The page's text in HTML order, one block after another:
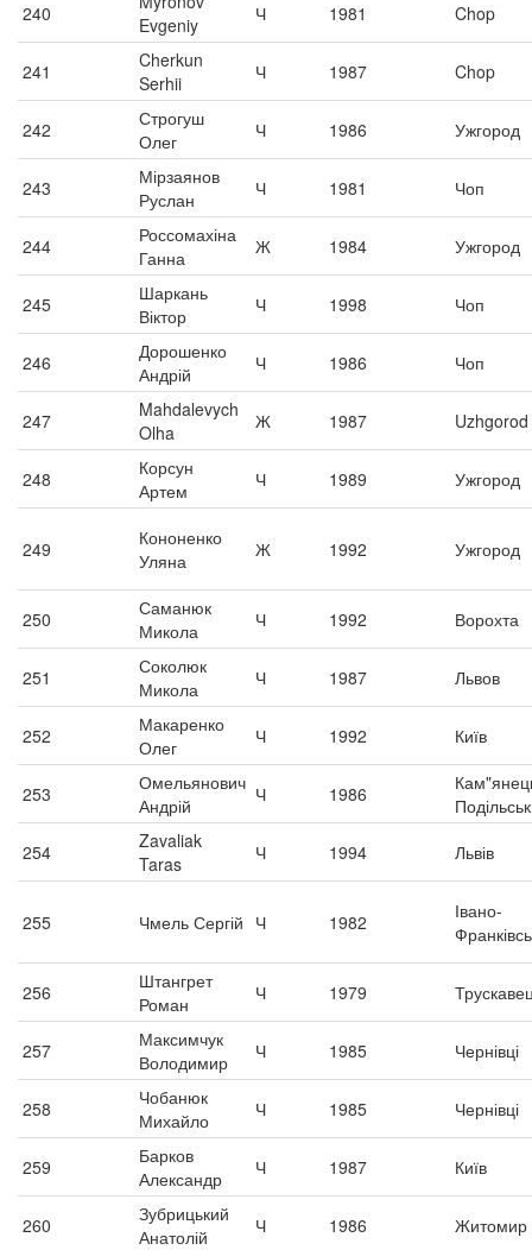
240
Evgeniy
Ч 1981 Chop
241
Cherkun
Serhii
Ч 1987 Chop
242
Строгуш
Олег
Ч 1986 Ужгород
243
Мірзаянов
Руслан
Ч 1981 Чоп
244
Россомахіна
Ганна
Ж 1984 Ужгород
245
Шаркань
Віктор
Ч 1998 Чоп
246
Дорошенко
Андрій
Ч 1986 Чоп
247
Mahdalevych
Olha
Ж 1987 Uzhgorod
248
Корсун
Артем
Ч 1989 Ужгород
249
Кононенко
Уляна
Ж 1992 Ужгород
250
Саманюк
Микола
Ч 1992 Ворохта
251
Соколюк
Микола
Ч 1987 Львов
252
Макаренко
Олег
Ч 1992 Київ
253
Омельянович
Андрій
Ч 1986
254
Zavaliak
Taras
Ч 1994 Львів
255 Чмель Сергій Ч 1982
Івано-
256
Штангрет
Роман
Ч 1979
257
Максимчук
Володимир
Ч 1985 Чернівці
258
Чобанюк
Михайло
Ч 1985 Чернівці
259
Барков
Александр
Ч 1987 Київ
260
Зубрицький
Анатолій
Ч 1986 Житомир